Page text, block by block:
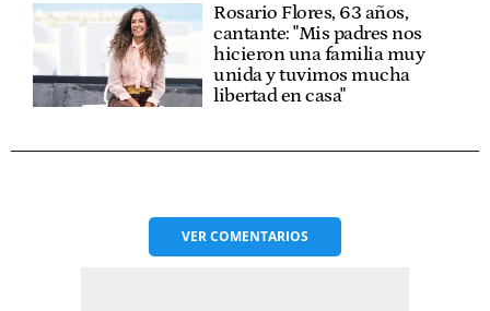
Rosario Flores, 63 años,
cantante: "Mis padres nos
hicieron una familia muy
unida y tuvimos mucha
libertad en casa"
VERCOMENTARIOS